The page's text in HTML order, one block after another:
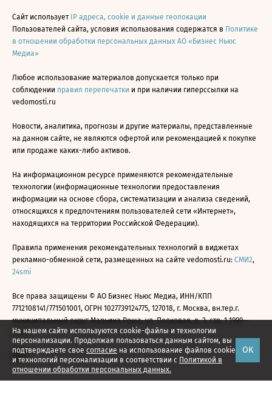
На нашем сайте используются cookie-файлы и технологии
персонализации. Продолжая пользоваться данным сайтом, вы
подтверждаете свое согласие на использование файлов cookie
и технологий персонализации в соответствии с Политикой в
отношении обработки персональных данных.
ОК
Сайт использует IP адреса, cookie и данные геолокации
Пользователей сайта, условия использования содержатся в Политике
в отношении обработки персональных данных АО «Бизнес Ньюс
Медиа»
Любое использование материалов допускается только при
соблюдении правил перепечатки и при наличии гиперссылки на
vedomosti.ru
Новости, аналитика, прогнозы и другие материалы, представленные
на данном сайте, не являются офертой или рекомендацией к покупке
или продаже каких-либо активов.
На информационном ресурсе применяются рекомендательные
технологии (информационные технологии предоставления
информации на основе сбора, систематизации и анализа сведений,
относящихся к предпочтениям пользователей сети «Интернет»,
находящихся на территории Российской Федерации).
Правила применения рекомендательных технологий в виджетах
рекламно-обменной сети, размещенных на сайте vedomosti.ru: СМИ2,
24smi
Все права защищены © АО Бизнес Ньюс Медиа, ИНН/КПП
7712108141/771501001, ОГРН 1027739124775, 127018, г. Москва, вн.тер.г.
муниципальный округ Марьина Роща, ул. Полковая, д. 3, стр. 1 1999—
2026